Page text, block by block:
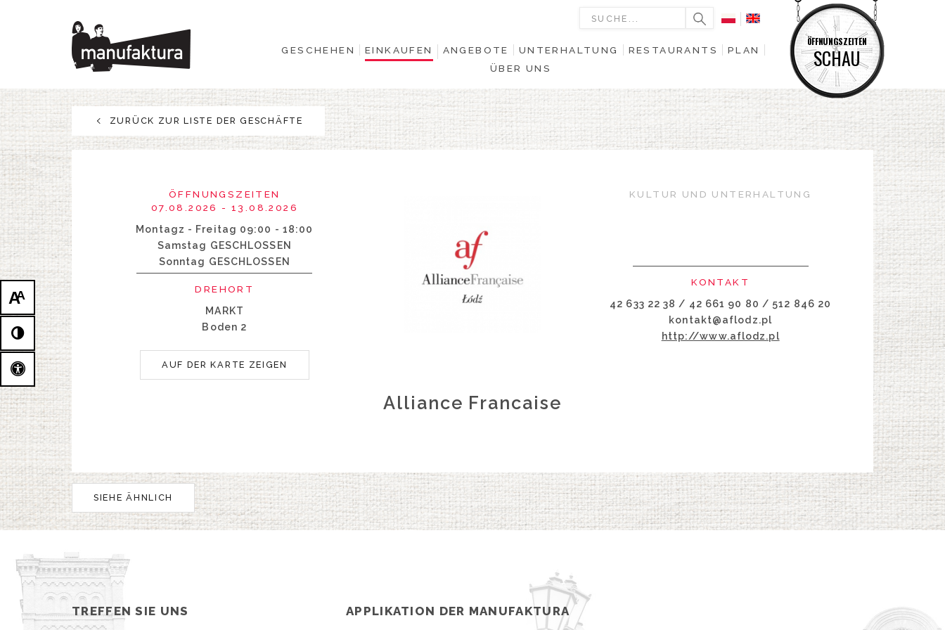
AA
ÖFFNUNGSZEITEN
SCHAU
GESCHEHEN EINKAUFEN ANGEBOTE UNTERHALTUNG RESTAURANTS
PLAN
ÜBER UNS
GESCHEHEN
EINKAUFEN
ANGEBOTE
UNTERHALTUNG
RESTAURANTS
PLAN
ÜBER UNS
ZURÜCK ZUR LISTE DER GESCHÄFTE
ÖFFNUNGSZEITEN
07.08.2026 - 13.08.2026
Montagz - Freitag 09:00 - 18:00
Samstag GESCHLOSSEN
Sonntag GESCHLOSSEN
DREHORT
MARKT
Boden 2
AUF DER KARTE ZEIGEN
KULTUR UND UNTERHALTUNG
KONTAKT
42 633 22 38 / 42 661 90 80 / 512 846 20
kontakt@aflodz.pl
http://www.aflodz.pl
Alliance Francaise
SIEHE ÄHNLICH
TREFFEN SIE UNS APPLIKATION DER MANUFAKTURA